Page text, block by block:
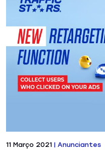
11 Março 2021 | Anunciantes